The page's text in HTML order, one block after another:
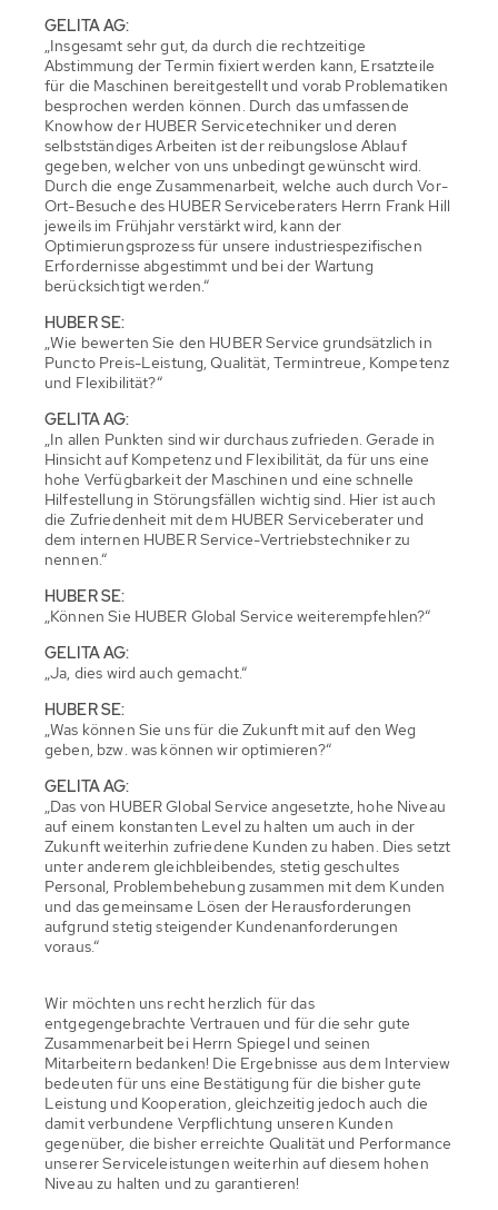
GELITA AG:
„Insgesamt sehr gut, da durch die rechtzeitige
Abstimmung der Termin fixiert werden kann, Ersatzteile
für die Maschinen bereitgestellt und vorab Problematiken
besprochen werden können. Durch das umfassende
Knowhow der HUBER Servicetechniker und deren
selbstständiges Arbeiten ist der reibungslose Ablauf
gegeben, welcher von uns unbedingt gewünscht wird.
Durch die enge Zusammenarbeit, welche auch durch Vor-
Ort-Besuche des HUBER Serviceberaters Herrn Frank Hill
jeweils im Frühjahr verstärkt wird, kann der
Optimierungsprozess für unsere industriespezifischen
Erfordernisse abgestimmt und bei der Wartung
berücksichtigt werden.“
HUBER SE:
„Wie bewerten Sie den HUBER Service grundsätzlich in
Puncto Preis-Leistung, Qualität, Termintreue, Kompetenz
und Flexibilität?“
GELITA AG:
„In allen Punkten sind wir durchaus zufrieden. Gerade in
Hinsicht auf Kompetenz und Flexibilität, da für uns eine
hohe Verfügbarkeit der Maschinen und eine schnelle
Hilfestellung in Störungsfällen wichtig sind. Hier ist auch
die Zufriedenheit mit dem HUBER Serviceberater und
dem internen HUBER Service-Vertriebstechniker zu
nennen.“
HUBER SE:
„Können Sie HUBER Global Service weiterempfehlen?“
GELITA AG:
„Ja, dies wird auch gemacht.“
HUBER SE:
„Was können Sie uns für die Zukunft mit auf den Weg
geben, bzw. was können wir optimieren?“
GELITA AG:
„Das von HUBER Global Service angesetzte, hohe Niveau
auf einem konstanten Level zu halten um auch in der
Zukunft weiterhin zufriedene Kunden zu haben. Dies setzt
unter anderem gleichbleibendes, stetig geschultes
Personal, Problembehebung zusammen mit dem Kunden
und das gemeinsame Lösen der Herausforderungen
aufgrund stetig steigender Kundenanforderungen
voraus.“
Wir möchten uns recht herzlich für das
entgegengebrachte Vertrauen und für die sehr gute
Zusammenarbeit bei Herrn Spiegel und seinen
Mitarbeitern bedanken! Die Ergebnisse aus dem Interview
bedeuten für uns eine Bestätigung für die bisher gute
Leistung und Kooperation, gleichzeitig jedoch auch die
damit verbundene Verpflichtung unseren Kunden
gegenüber, die bisher erreichte Qualität und Performance
unserer Serviceleistungen weiterhin auf diesem hohen
Niveau zu halten und zu garantieren!